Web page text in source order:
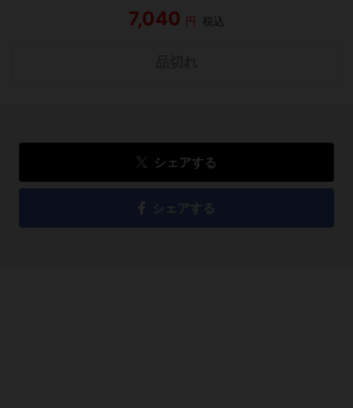
7,040 円 税込
シェアする
シェアする